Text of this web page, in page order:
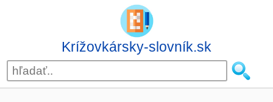
Krížovkársky-slovník.sk